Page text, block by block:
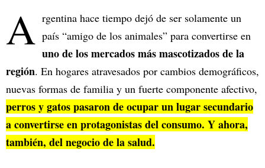
A rgentina hace tiempo dejó de ser solamente un
país “amigo de los animales” para convertirse en
uno de los mercados más mascotizados de la
región. En hogares atravesados por cambios demográficos,
nuevas formas de familia y un fuerte componente afectivo,
perros y gatos pasaron de ocupar un lugar secundario
a convertirse en protagonistas del consumo. Y ahora,
también, del negocio de la salud.